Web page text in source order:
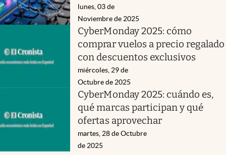
lunes, 03 de
Noviembre de 2025
CyberMonday 2025: cómo
comprar vuelos a precio regalado
con descuentos exclusivos
miércoles, 29 de
Octubre de 2025
CyberMonday 2025: cuándo es,
qué marcas participan y qué
ofertas aprovechar
martes, 28 de Octubre
de 2025